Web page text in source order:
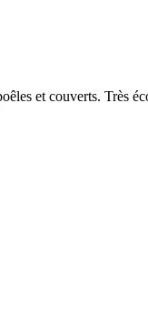
et couverts. Très